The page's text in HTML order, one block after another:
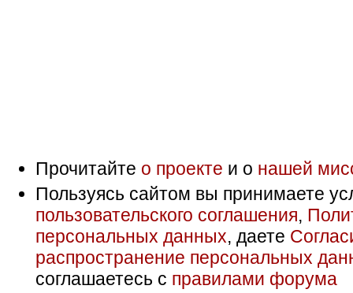
Прочитайте о проекте и о нашей
Пользуясь сайтом вы принимаете
пользовательского соглашения,
персональных данных, даете
распространение персональных
соглашаетесь с правилами форума